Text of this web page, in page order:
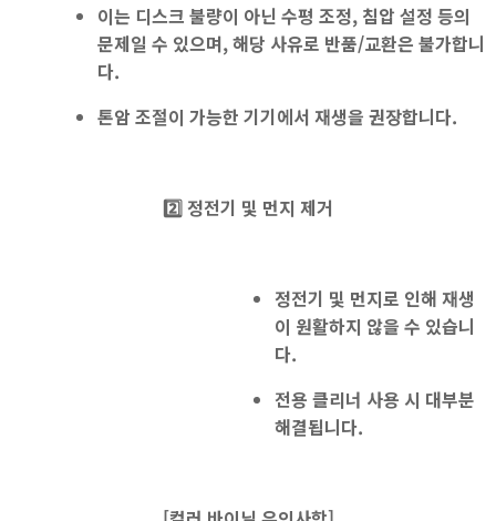
이는 디스크 불량이 아닌 수평 조정, 침압 설정 등의
문제일 수 있으며, 해당 사유로 반품/교환은 불가합니
다.
톤암 조절이 가능한 기기에서 재생을 권장합니다.
2️⃣ 정전기 및 먼지 제거
정전기 및 먼지로 인해 재생
이 원활하지 않을 수 있습니
다.
전용 클리너 사용 시 대부분
해결됩니다.